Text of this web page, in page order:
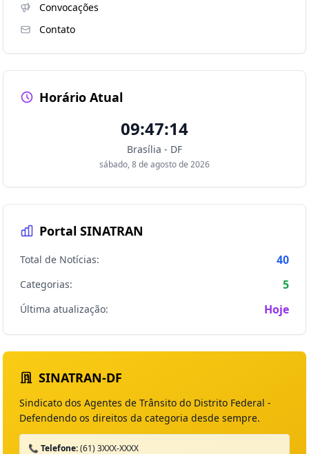
Convocações
Contato
Horário Atual
09:47:15
Brasília - DF
sábado, 8 de agosto de 2026
Portal SINATRAN
Total de Notícias: 40
Categorias: 5
Última atualização: Hoje
SINATRAN-DF
Sindicato dos Agentes de Trânsito do Distrito Federal -
Defendendo os direitos da categoria desde sempre.
📞 Telefone:(61) 3XXX-XXXX